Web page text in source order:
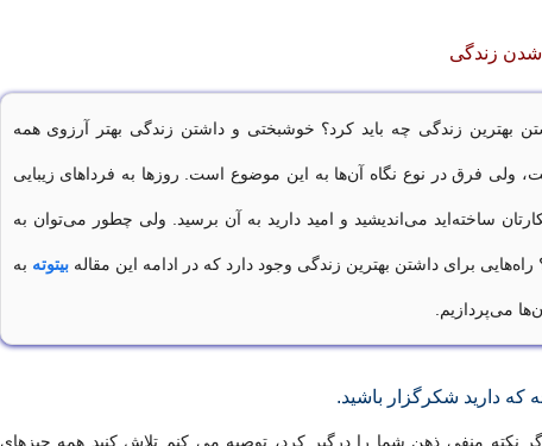
شدن زندگی
بهترین زندگی چه باید کرد؟ خوشبختی و داشتن زندگی بهتر آرزوی همه
ولی فرق در نوع نگاه آن‌ها به این موضوع است. روزها به فرداهای زیبایی
ساخته‌اید می‌اندیشید و امید دارید به آن برسید. ولی چطور می‌توان به
راه‌هایی برای داشتن بهترین زندگی وجود دارد که در ادامه این مقالهبیتوته به
می‌پردازیم.
که دارید شکرگزار باشید.
نکته منفی ذهن شما را درگیر کرد، توصیه می کنم تلاش کنید همه چیزهای